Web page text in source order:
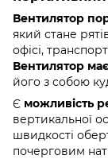
Вентилятор
який стане
офісі,
Вентилятор
його з собою
Є можливість
вертикальної
швидкості
почерговим